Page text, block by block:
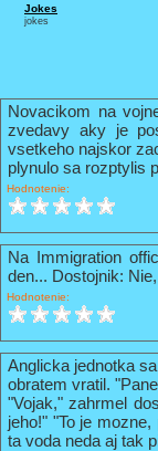
Jokes
jokes
Novacikom na
zvedavy aky je
vsetkeho najskor
plynulo sa rozptylis
Hodnotenie:
Na Immigration
den... Dostojnik:
Hodnotenie:
Anglicka jednotka
obratem vratil.
"Vojak," zahrmel
jeho!" "To je
ta voda neda aj tak